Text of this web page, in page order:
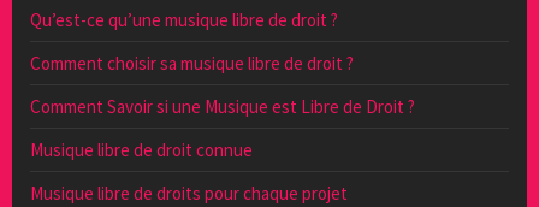
Qu’est-ce qu’une musique libre de droit ?
Comment choisir sa musique libre de droit ?
Comment Savoir si une Musique est Libre de Droit ?
Musique libre de droit connue
Musique libre de droits pour chaque projet